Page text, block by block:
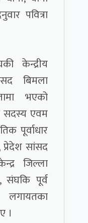
पवित्रा
केन्द्रीय
बिमला
भएको
सदस्य एवम
पूर्वाधार
प्रेदेश सांसद
जिल्ला
संघकि पूर्व
।